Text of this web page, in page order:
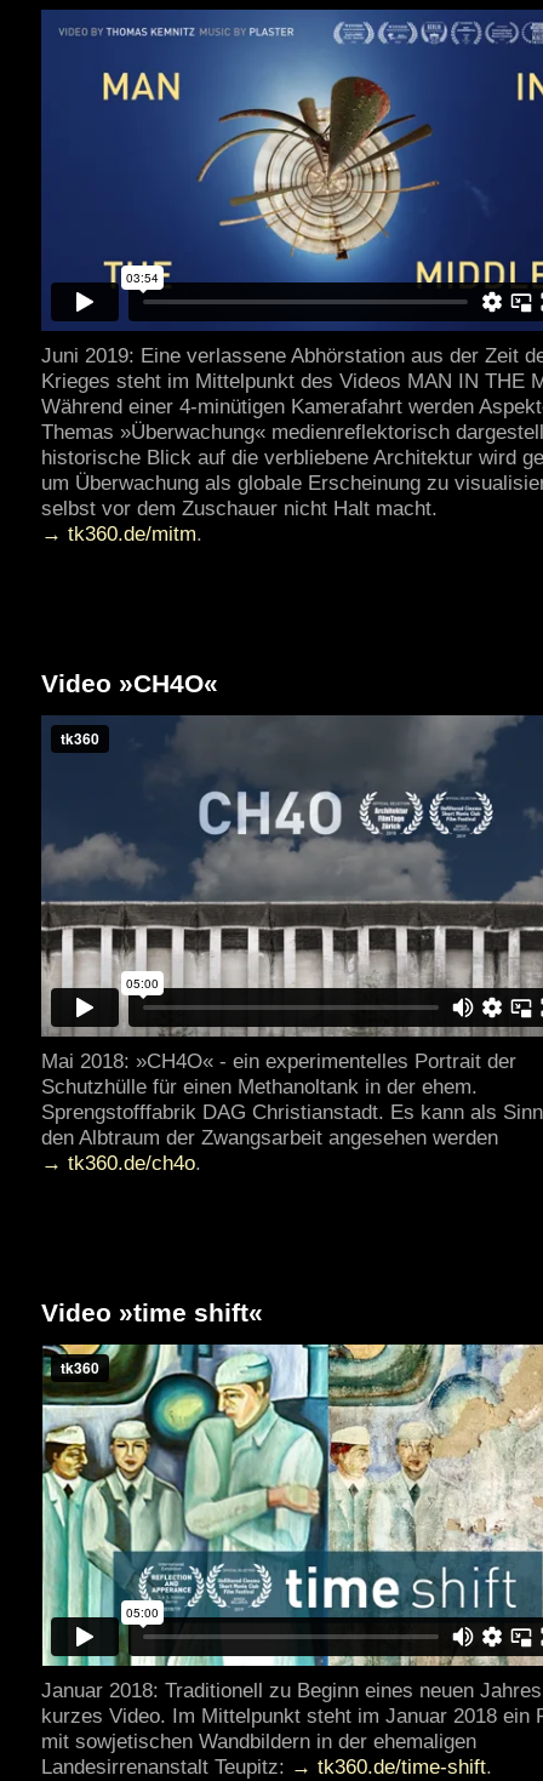
Juni 2019: Eine verlassene Abhörstation aus der Zeit
Krieges steht im Mittelpunkt des Videos MAN IN THE
Während einer 4-minütigen Kamerafahrt werden
Themas »Überwachung« medienreflektorisch
historische Blick auf die verbliebene Architektur wird
um Überwachung als globale Erscheinung zu
selbst vor dem Zuschauer nicht Halt macht.
→ tk360.de/mitm.
Video »CH4O«
Mai 2018: »CH4O« - ein experimentelles Portrait der
Schutzhülle für einen Methanoltank in der ehem.
Sprengstofffabrik DAG Christianstadt. Es kann als
den Albtraum der Zwangsarbeit angesehen werden
→ tk360.de/ch4o.
Video »time shift«
Januar 2018: Traditionell zu Beginn eines neuen
kurzes Video. Im Mittelpunkt steht im Januar 2018 ein
mit sowjetischen Wandbildern in der ehemaligen
Landesirrenanstalt Teupitz: → tk360.de/time-shift.